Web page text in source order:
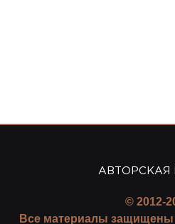
АВТОРСКАЯ
© 2012-
Все материалы защищены